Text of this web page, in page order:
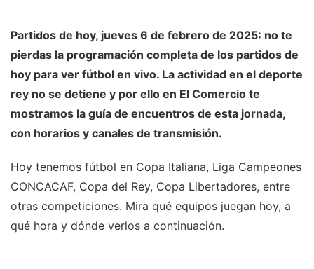
Partidos de hoy, jueves 6 de febrero de 2025: no te
pierdas la programación completa de los partidos de
hoy para ver fútbol en vivo. La actividad en el deporte
rey no se detiene y por ello en El Comercio te
mostramos la guía de encuentros de esta jornada,
con horarios y canales de transmisión.
Hoy tenemos fútbol en Copa Italiana, Liga Campeones
CONCACAF, Copa del Rey, Copa Libertadores, entre
otras competiciones. Mira qué equipos juegan hoy, a
qué hora y dónde verlos a continuación.